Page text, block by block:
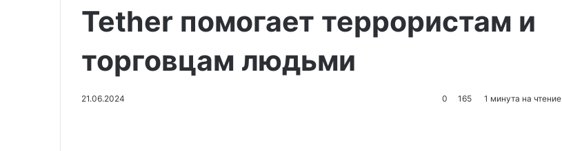
Tether помогает террористам и
торговцам людьми
21.06.2024 0 165 1 минута на чтение